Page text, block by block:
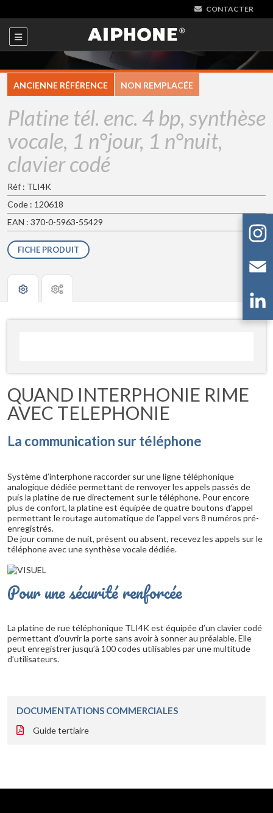
CONTACTER
ANCIENNE RÉFÉRENCE NON REMPLACÉE
Platine tél. enc. 4 bp, synthèse
vocale, 1 n°jour, 1 n°nuit,
clavier codé
Réf : TLI4K
Code : 120618
EAN : 370-0-5963-55429
FICHE PRODUIT
QUAND INTERPHONIE RIME
AVEC TELEPHONIE
La communication sur téléphone
Système d’interphone raccorder sur une ligne téléphonique
analogique dédiée permettant de renvoyer les appels passés de
puis la platine de rue directement sur le téléphone. Pour encore
plus de confort, la platine est équipée de quatre boutons d’appel
permettant le routage automatique de l’appel vers 8 numéros pré-
enregistrés.
De jour comme de nuit, présent ou absent, recevez les appels sur le
téléphone avec une synthèse vocale dédiée.
Pour une sécurité renforcée
La platine de rue téléphonique TLI4K est équipée d’un clavier codé
permettant d’ouvrir la porte sans avoir à sonner au préalable. Elle
peut enregistrer jusqu’à 100 codes utilisables par une multitude
d’utilisateurs.
DOCUMENTATIONS COMMERCIALES
Guide tertiaire